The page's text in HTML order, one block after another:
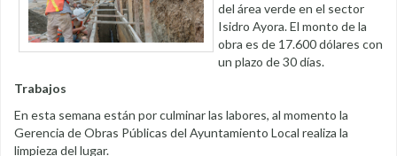
del área verde en el sector
Isidro Ayora. El monto de la
obra es de 17.600 dólares con
un plazo de 30 días.
Trabajos
En esta semana están por culminar las labores, al momento la
Gerencia de Obras Públicas del Ayuntamiento Local realiza la
limpieza del lugar.